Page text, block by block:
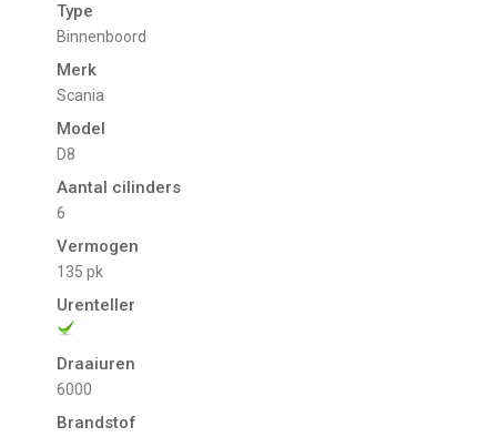
Type
Binnenboord
Merk
Scania
Model
D8
Aantal cilinders
6
Vermogen
135 pk
Urenteller
Draaiuren
6000
Brandstof